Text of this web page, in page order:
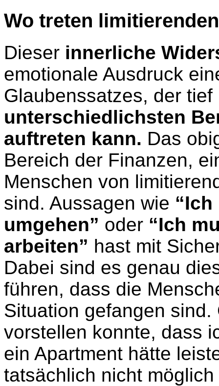
Wo treten
Dieser innerliche
emotionale Ausdruck
Glaubenssatzes, der
unterschiedlichsten
auftreten kann. Das
Bereich der Finanzen,
Menschen von
sind. Aussagen wie
umgehen” oder “Ich
arbeiten” hast mit
Dabei sind es genau
führen, dass die
Situation gefangen
vorstellen konnte, dass
ein Apartment hätte
tatsächlich nicht